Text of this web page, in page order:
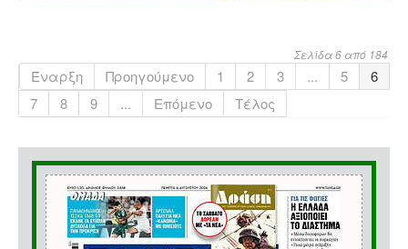
Σελίδα 6 από 184
Έναρξη Προηγούμενο 1 2 3 ... 5
6
7
8 9 ... Επόμενο Τέλος